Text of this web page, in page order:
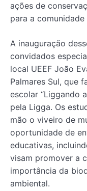
ações de
para a comunidade
A inauguração
convidados
local UEEF João
Palmares Sul, que
escolar “Liggando
pela Ligga. Os
mão o viveiro de
oportunidade de
educativas,
visam promover a
importância da
ambiental.